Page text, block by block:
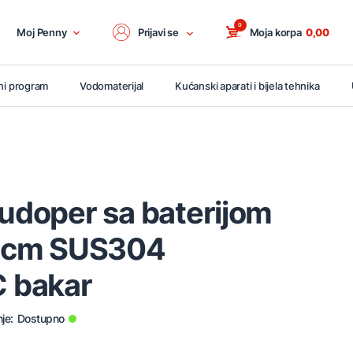
Moj Penny Prijavi se Moja korpa
0
0,00
program Vodomaterijal Kućanski aparati i bijela tehnika
sa baterijom
SUS304
bakar
Dostupno